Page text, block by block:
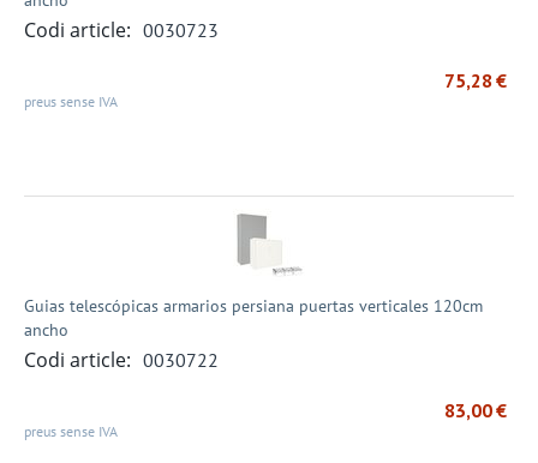
Codi article: 0030723
75,28 €
preus sense IVA
Guias telescópicas armarios persiana puertas verticales 120cm
ancho
Codi article: 0030722
83,00€
preus sense IVA